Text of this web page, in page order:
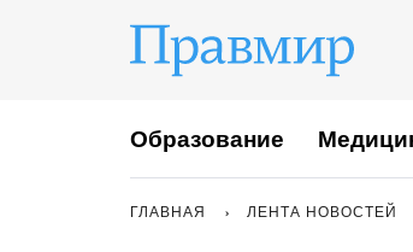
Образование
ГЛАВНАЯ ЛЕНТА НОВОСТЕЙ